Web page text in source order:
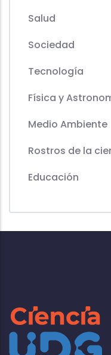
Salud
Sociedad
Tecnología
Física y
Medio Ambiente
Rostros de la
Educación